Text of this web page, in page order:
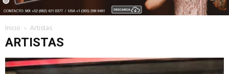
Inicio Artistas
ARTISTAS